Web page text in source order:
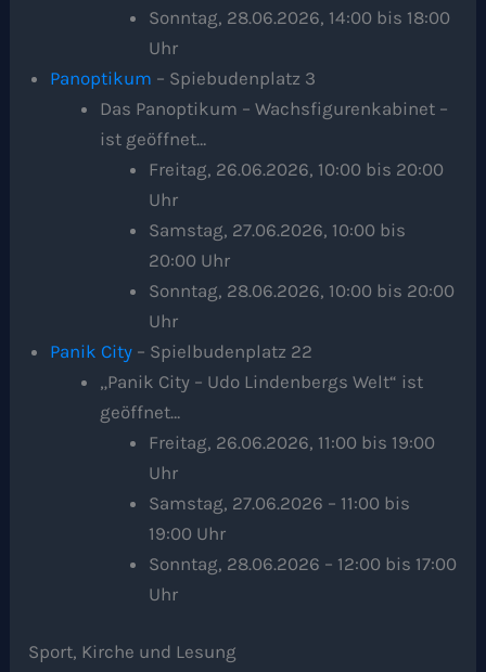
Sonntag, 28.06.2026, 14:00 bis 18:00
Uhr
Panoptikum – Spiebudenplatz 3
Das Panoptikum – Wachsfigurenkabinet –
ist geöffnet…
Freitag, 26.06.2026, 10:00 bis 20:00
Uhr
Samstag, 27.06.2026, 10:00 bis
20:00 Uhr
Sonntag, 28.06.2026, 10:00 bis 20:00
Uhr
Panik City – Spielbudenplatz 22
„Panik City – Udo Lindenbergs Welt“ ist
geöffnet…
Freitag, 26.06.2026, 11:00 bis 19:00
Uhr
Samstag, 27.06.2026 – 11:00 bis
19:00 Uhr
Sonntag, 28.06.2026 – 12:00 bis 17:00
Uhr
Sport, Kirche und Lesung